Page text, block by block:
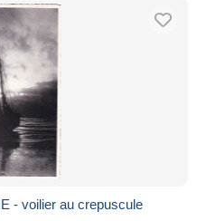
- voilier au crepuscule